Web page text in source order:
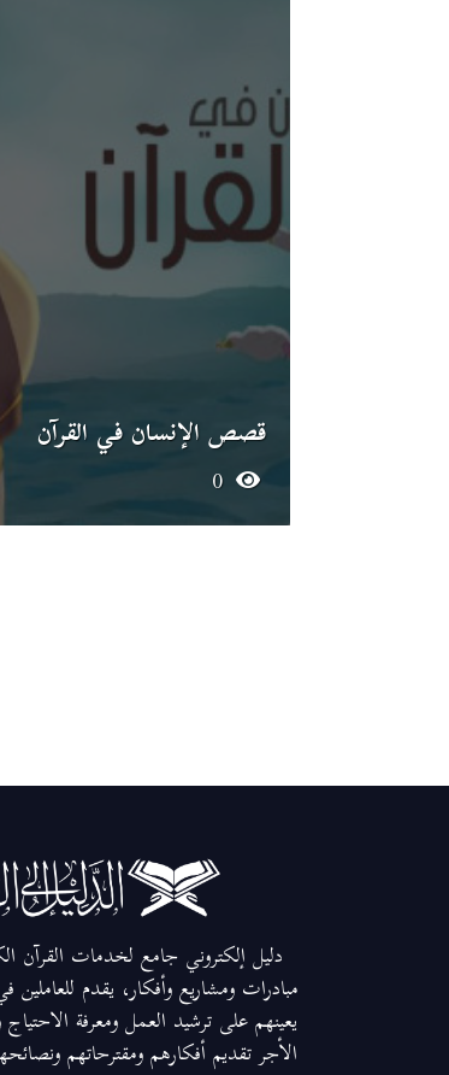
قصص الإنسان في القرآن
دليل إلكتروني جامع لخدمات القرآن
مبادرات ومشاريع وأفكار، يقدم
يعينهم على ترشيد العمل ومعرفة
الأجر تقديم أفكارهم ومقترحاتهم